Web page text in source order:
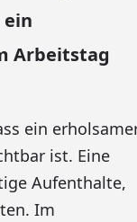
Arbeitstag
ein
ist. Eine
Aufenthalte,
Im